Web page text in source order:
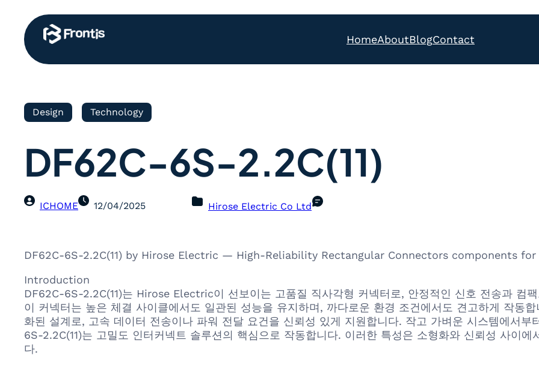
HomeAboutBlogContact
Design Technology
DF62C-6S-2.2C(11)
ICHOME 12/04/2025 Hirose Electric Co Ltd
DF62C-6S-2.2C(11) by Hirose Electric — High-Reliability Rectangular Connectors components
Introduction
DF62C-6S-2.2C(11)는 Hirose Electric이 선보이는 고품질 직사각형 커넥터로, 안정적인 신호 전송과 컴
이 커넥터는 높은 체결 사이클에서도 일관된 성능을 유지하며, 까다로운 환경 조건에서도 견고하게 작동
화된 설계로, 고속 데이터 전송이나 파워 전달 요건을 신뢰성 있게 지원합니다. 작고 가벼운 시스템에서
6S-2.2C(11)는 고밀도 인터커넥트 솔루션의 핵심으로 작동합니다. 이러한 특성은 소형화와 신뢰성 사이
다.